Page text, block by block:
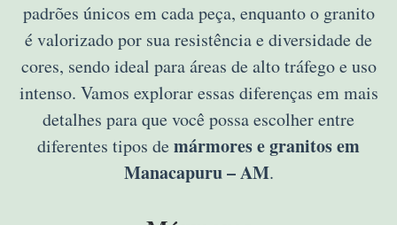
padrões únicos em cada peça, enquanto o granito
é valorizado por sua resistência e diversidade de
cores, sendo ideal para áreas de alto tráfego e uso
intenso. Vamos explorar essas diferenças em mais
detalhes para que você possa escolher entre
diferentes tipos de mármores e granitos em
Manacapuru – AM.